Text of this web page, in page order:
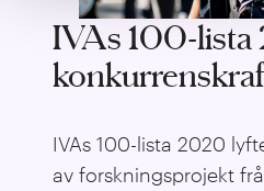
IVAs 100-
IVAs 100-lista 2020
av forskningsprojekt